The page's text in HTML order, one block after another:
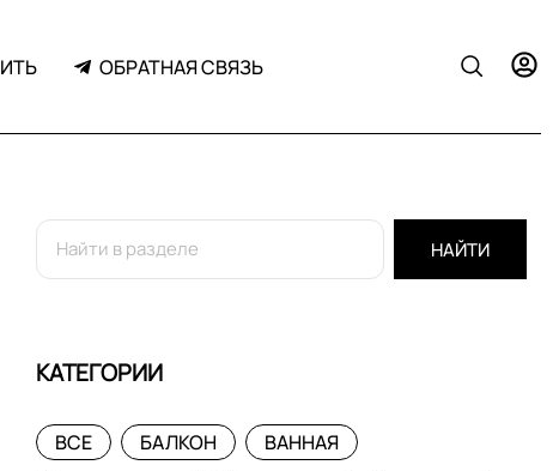
ОБРАТНАЯ СВЯЗЬ
НАЙТИ
КАТЕГОРИИ
ВСЕ БАЛКОН
ВАННАЯ